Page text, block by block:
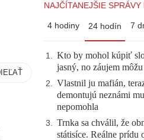
NAJČÍTANEJŠIE SPRÁVY
4 hodiny 24 hodín 7
1. Kto by mohol kúpiť
jasný, no záujem
2. Vlastnil ju mafián,
demontujú neznámi
nepomohla
3. Trnka sa chválil, že
státisíce. Reálne prídu